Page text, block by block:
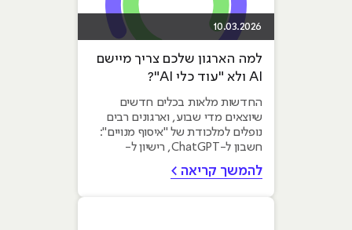
10.03.2026
למה הארגון שלכם צריך מיישם
AI ולא "עוד כלי AI"?
החדשות מלאות בכלים חדשים
שיוצאים מדי שבוע, וארגונים רבים
נופלים למלכודת של "איסוף מנויים":
חשבון ל-ChatGPT, רישיון ל-
Midjourney ותוסף...
להמשך קריאה >